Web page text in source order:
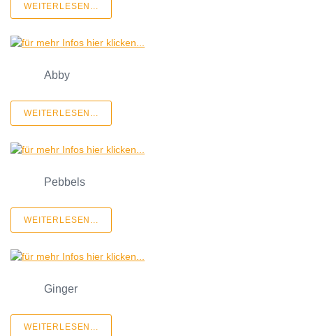
WEITERLESEN...
Abby
WEITERLESEN...
Pebbels
WEITERLESEN...
Ginger
WEITERLESEN...